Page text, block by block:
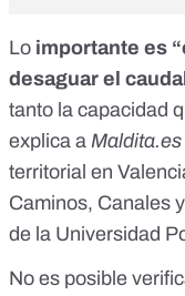
Lo importante es
desaguar el
tanto la capacidad
explica a Maldita.es
territorial en
Caminos, Canales
de la Universidad
No es posible